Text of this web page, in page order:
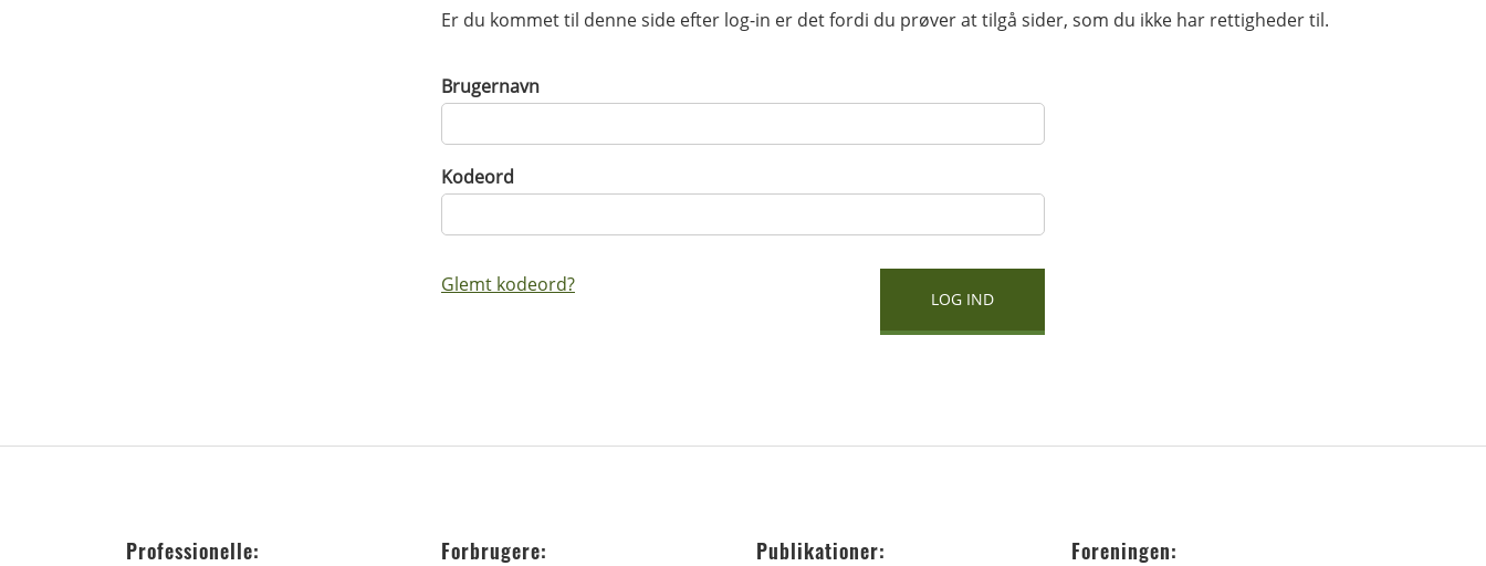
Er du kommet til denne side efter log-in er det fordi du prøver at tilgå sider, som du ikke har rettigheder til.
Brugernavn
Kodeord
Glemt kodeord?
Professionelle: Forbrugere: Publikationer: Foreningen: